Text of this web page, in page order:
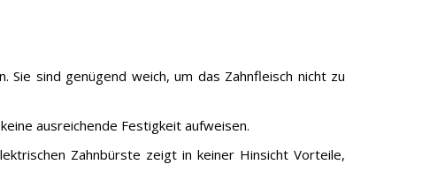
sind genügend weich, um das Zahnfleisch nicht zu
ausreichende Festigkeit aufweisen.
Zahnbürste zeigt in keiner Hinsicht Vorteile,